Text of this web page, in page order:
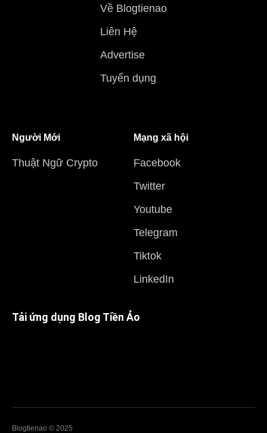
Về Blogtienao
Liên Hệ
Advertise
Tuyển dụng
Người Mới
Thuật Ngữ Crypto
Mạng xã hội
Facebook
Twitter
Youtube
Telegram
Tiktok
LinkedIn
Tải ứng dụng Blog Tiền Ảo
Blogtienao © 2025